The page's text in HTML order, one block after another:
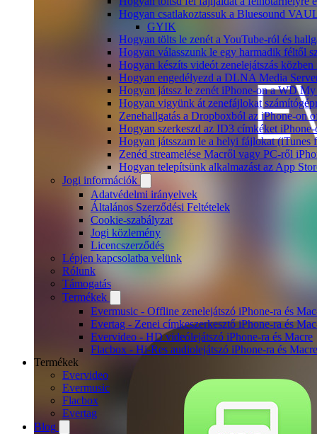
Hogyan csatlakoztassuk a Bluesound
GYIK
Hogyan tölts le zenét a YouTube-ról és
Hogyan válasszunk le egy harmadik féltől
Hogyan készíts videót zenelejátszás közben
Hogyan engedélyezd a DLNA Media
Hogyan játssz le zenét iPhone-on a WD
Hogyan vigyünk át zenefájlokat
Zenehallgatás a Dropboxból az iPhone-on
Hogyan szerkeszd az ID3 címkéket
Hogyan játsszam le a helyi fájlokat (iTunes
Zenéd streamelése Macről vagy PC-ről
Hogyan telepítsünk alkalmazást az App
Jogi információk
Adatvédelmi irányelvek
Általános Szerződési Feltételek
Cookie-szabályzat
Jogi közlemény
Licencszerződés
Lépjen kapcsolatba velünk
Rólunk
Támogatás
Termékek
Evermusic - Offline zenelejátszó iPhone-ra és
Evertag - Zenei címkeszerkesztő iPhone-ra és
Evervideo - HD videólejátszó iPhone-ra és Macre
Flacbox - Hi-Res audiolejátszó iPhone-ra és Macre
Termékek
Evervideo
Evermusic
Flacbox
Evertag
Blog